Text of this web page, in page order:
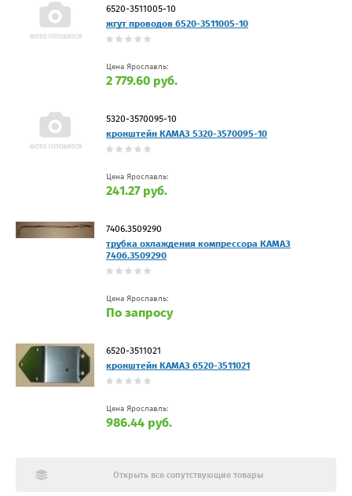
6520-3511005-10
жгут проводов 6520-3511005-10
Цена Ярославль:
2 779.60 руб.
5320-3570095-10
кронштейн КАМАЗ 5320-3570095-10
Цена Ярославль:
241.27 руб.
7406.3509290
трубка охлаждения компрессора КАМАЗ
7406.3509290
Цена Ярославль:
По запросу
6520-3511021
кронштейн КАМАЗ 6520-3511021
Цена Ярославль:
986.44 руб.
Открыть все сопутствующие товары